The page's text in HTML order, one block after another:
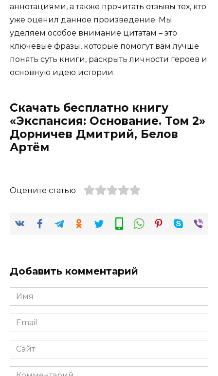
аннотациями, а также прочитать отзывы тех, кто
уже оценил данное произведение. Мы
уделяем особое внимание цитатам – это
ключевые фразы, которые помогут вам лучше
понять суть книги, раскрыть личности героев и
основную идею истории.
Скачать бесплатно книгу
«Экспансия: Основание. Том 2»
Дорничев Дмитрий, Белов
Артём
Оцените статью
Добавить комментарий
Имя
*
Email
*
Сайт
Комментарий